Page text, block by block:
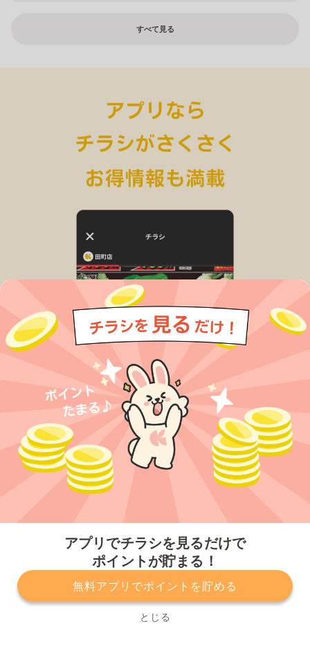
アプリでチラシを見るだけで
ポイントが貯まる！
無料アプリでポイントを貯める
とじる
すべて見る
プライバシーポリシー 利用規約
運営会社
サービスに関してのお問い合わせ